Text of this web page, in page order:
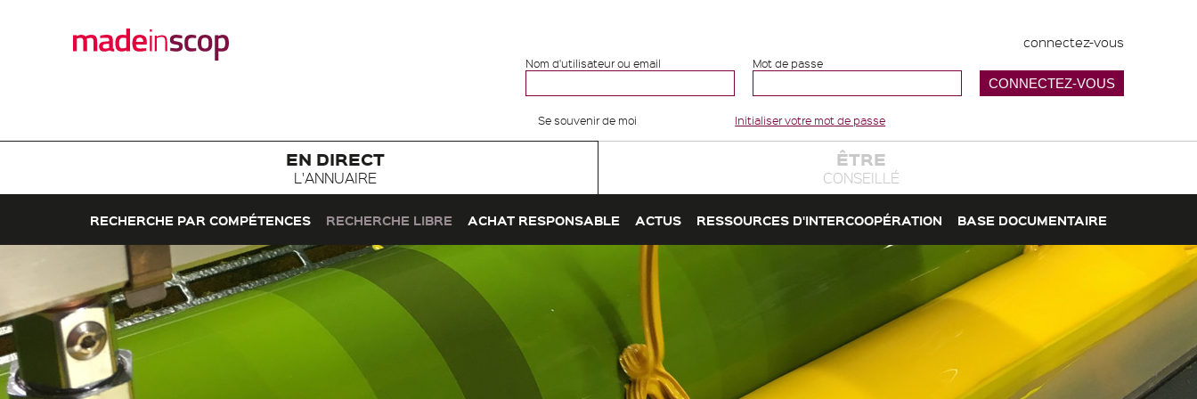
connectez-vous
Nom d'utilisateur ou email Mot de passe
Se souvenir de moi Initialiser votre mot de passe
EN DIRECT
L'ANNUAIRE
ÊTRE
CONSEILLÉ
RECHERCHE PAR COMPÉTENCES RECHERCHE LIBRE ACHAT RESPONSABLE ACTUS RESSOURCES D'INTERCOOPÉRATION BASE DOCUMENTAIRE